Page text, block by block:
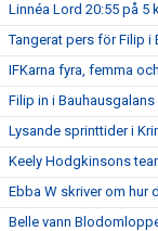
Linnéa Lord 20:55 på 5
Tangerat pers för Filip i
IFKarna fyra, femma
Filip in i
Lysande sprinttider i
Keely Hodgkinsons
Ebba W skriver om hur
Belle vann